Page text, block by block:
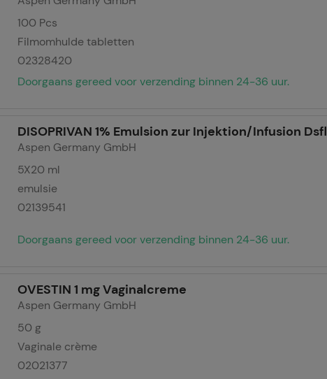
wij informatie verzamelen over de manier waarop onze
gebruiken om onze website verder voor u te optimaliseren,
voor dit doel soms worden doorgegeven aan derden,
100 Pcs
Filmomhulde tabletten
02328420
Doorgaans gereed voor verzending binnen 24-36 uur.
DISOPRIVAN 1% Emulsion zur Injektion/Infusion Dsfl
Aspen Germany GmbH
5X20 ml
emulsie
02139541
Doorgaans gereed voor verzending binnen 24-36 uur.
OVESTIN 1 mg Vaginalcreme
Aspen Germany GmbH
50 g
Vaginale crème
02021377